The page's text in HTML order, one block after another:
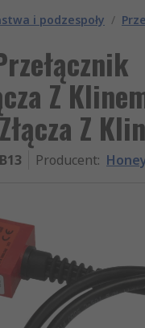
i podzespoły /
Z
Z
Producent: